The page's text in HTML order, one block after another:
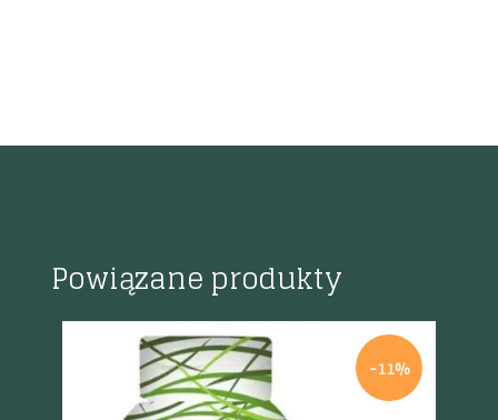
Powiązane produkty
-11%